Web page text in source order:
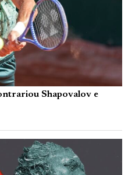
Shapovalov e